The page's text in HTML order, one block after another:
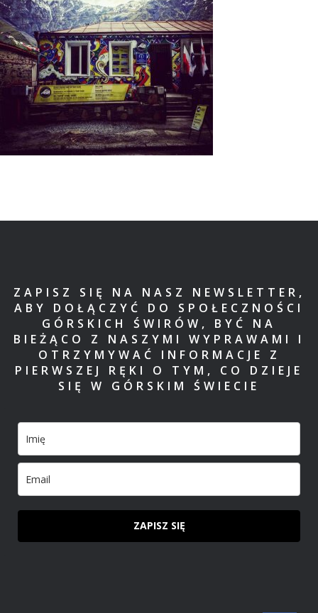
ZAPISZ SIĘ NA NASZ NEWSLETTER,
ABY DOŁĄCZYĆ DO SPOŁECZNOŚCI
GÓRSKICH ŚWIRÓW, BYĆ NA
BIEŻĄCO Z NASZYMI WYPRAWAMI I
OTRZYMYWAĆ INFORMACJE Z
PIERWSZEJ RĘKI O TYM, CO DZIEJE
SIĘ W GÓRSKIM ŚWIECIE
ZAPISZ SIĘ